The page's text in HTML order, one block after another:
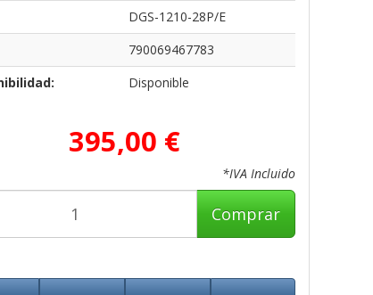
DGS-1210-28P/E
790069467783
Disponible
395,00 €
*IVA Incluido
Comprar